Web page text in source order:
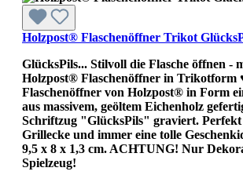
Holzpost® Flaschenöffner Trikot
GlücksPils... Stilvoll die Flasche öffnen -
Holzpost® Flaschenöffner in Trikotform
Flaschenöffner von Holzpost® in Form
aus massivem, geöltem Eichenholz
Schriftzug "GlücksPils" graviert.
Grillecke und immer eine tolle
9,5 x 8 x 1,3 cm. ACHTUNG! Nur
Spielzeug!